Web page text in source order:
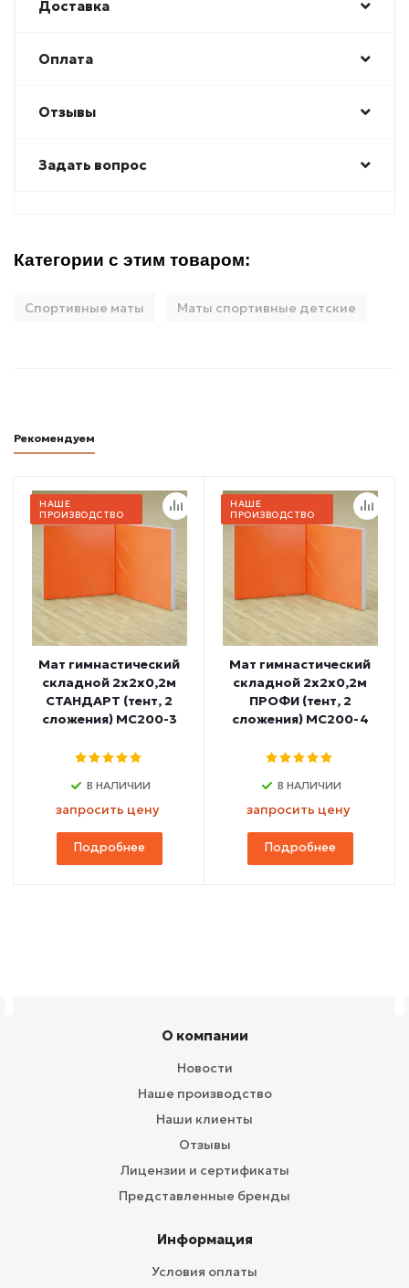
Доставка
Оплата
Отзывы
Задать вопрос
Категории с этим товаром:
Спортивные маты Маты спортивные детские
Рекомендуем
НАШЕ
ПРОИЗВОДСТВО
Мат гимнастический
складной 2х2х0,2м
СТАНДАРТ (тент, 2
сложения) МС200-3
В НАЛИЧИИ
запросить цену
Подробнее
НАШЕ
ПРОИЗВОДСТВО
Мат гимнастический
складной 2х2х0,2м
ПРОФИ (тент, 2
сложения) МС200-4
В НАЛИЧИИ
запросить цену
Подробнее
О компании
Новости
Наше производство
Наши клиенты
Отзывы
Лицензии и сертификаты
Представленные бренды
Информация
Условия оплаты